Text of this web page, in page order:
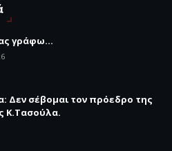
γράφω...
Δεν σέβομαι τον πρόεδρο της
Κ.Τασούλα.